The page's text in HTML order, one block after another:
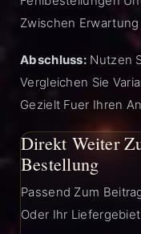
Zwischen
Abschluss: Nutzen
Vergleichen Sie
Gezielt Fuer Ihren
Direkt Weiter
Bestellung
Passend Zum
Oder Ihr